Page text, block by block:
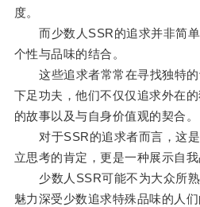
度。
而少数人SSR的追求并非简单
个性与品味的结合。
这些追求者常常在寻找独特的
下足功夫，他们不仅仅追求外在
的故事以及与自身价值观的契合。
对于SSR的追求者而言，这是
立思考的肯定，更是一种展示自我
少数人SSR可能不为大众所熟
魅力深受少数追求特殊品味的人们